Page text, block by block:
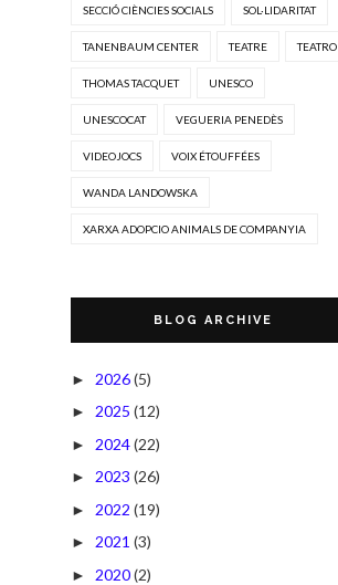
SECCIÓ CIÈNCIES SOCIALS SOL·LIDARITAT
TANENBAUM CENTER TEATRE TEATRO
THOMAS TACQUET UNESCO
UNESCOCAT VEGUERIA PENEDÈS
VIDEOJOCS VOIX ÉTOUFFÉES
WANDA LANDOWSKA
XARXA ADOPCIO ANIMALS DE COMPANYIA
BLOG ARCHIVE
► 2026(5)
► 2025 (12)
► 2024(22)
► 2023 (26)
► 2022 (19)
► 2021 (3)
► 2020(2)